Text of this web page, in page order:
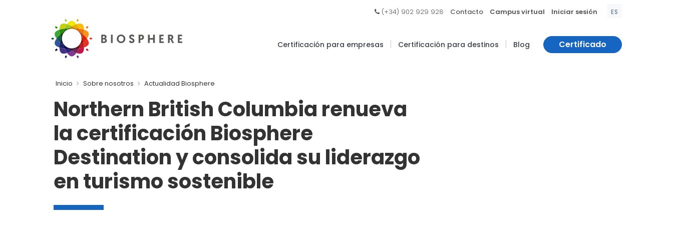
(+34) 902 929 928 Contacto Campus virtual Iniciar sesión ES
Certificación para empresas | Certificación para destinos | Blog Certificado
Inicio Sobre nosotros Actualidad Biosphere
Northern British Columbia renueva
la certificación Biosphere
Destination y consolida su liderazgo
en turismo sostenible